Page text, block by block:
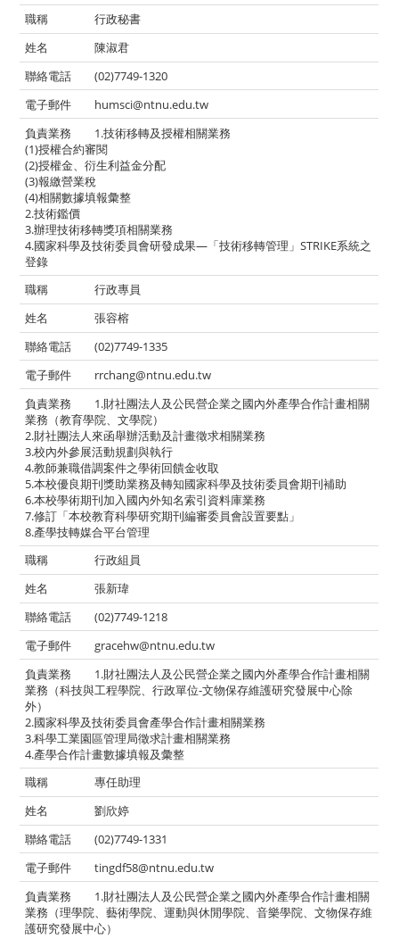
行政秘書
陳淑君
(02)7749-1320
humsci@ntnu.edu.tw
1.技術移轉及授權相關業務
(1)授權合約審閱
(2)授權金、衍生利益金分配
(3)報繳營業稅
(4)相關數據填報彙整
2.技術鑑價
3.辦理技術移轉獎項相關業務
4.國家科學及技術委員會研發成果—「技術移轉管理」STRIKE系統之
登錄
行政專員
張容榕
(02)7749-1335
rrchang@ntnu.edu.tw
1.財社團法人及公民營企業之國內外產學合作計畫相關
業務（教育學院、文學院）
2.財社團法人來函舉辦活動及計畫徵求相關業務
3.校內外參展活動規劃與執行
4.教師兼職借調案件之學術回饋金收取
5.本校優良期刊獎助業務及轉知國家科學及技術委員會期刊補助
6.本校學術期刊加入國內外知名索引資料庫業務
7.修訂「本校教育科學研究期刊編審委員會設置要點 」
8.產學技轉媒合平台管理
行政組員
張新瑋
(02)7749-1218
gracehw@ntnu.edu.tw
1.財社團法人及公民營企業之國內外產學合作計畫相關
業務（科技與工程學院、行政單位-文物保存維護研究發展中心除
外）
2.國家科學及技術委員會產學合作計畫相關業務
3.科學工業園區管理局徵求計畫相關業務
4.產學合作計畫數據填報及彙整
專任助理
劉欣婷
(02)7749-1331
tingdf58@ntnu.edu.tw
1.財社團法人及公民營企業之國內外產學合作計畫相關
業務（理學院、藝術學院、運動與休閒學院、音樂學院、文物保存維
護研究發展中心）